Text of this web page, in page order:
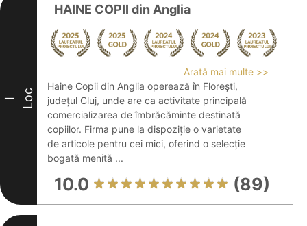
I Loc
HAINE COPII din Anglia
Arată mai multe >>
Haine Copii din Anglia operează în Florești,
județul Cluj, unde are ca activitate principală
comercializarea de îmbrăcăminte destinată
copiilor. Firma pune la dispoziție o varietate
de articole pentru cei mici, oferind o selecție
bogată menită ...
10.0 (89)